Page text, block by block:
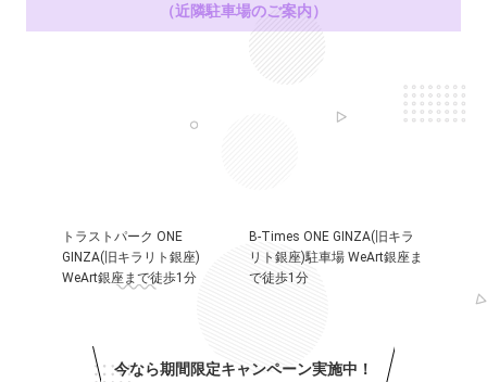
（近隣駐車場のご案内）
トラストパーク ONE
GINZA(旧キラリト銀座)
WeArt銀座まで徒歩1分
B-Times ONE GINZA(旧キラ
リト銀座)駐車場 WeArt銀座ま
で徒歩1分
今なら期間限定キャンペーン実施中！